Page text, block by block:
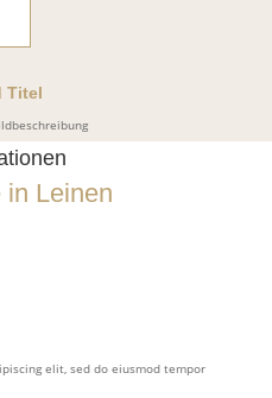
Titel
in Leinen
elit, sed do eiusmod tempor